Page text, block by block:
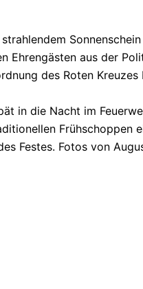
Ehrengästen aus der
des Roten
in die Nacht im
Frühschoppen
Festes. Fotos von